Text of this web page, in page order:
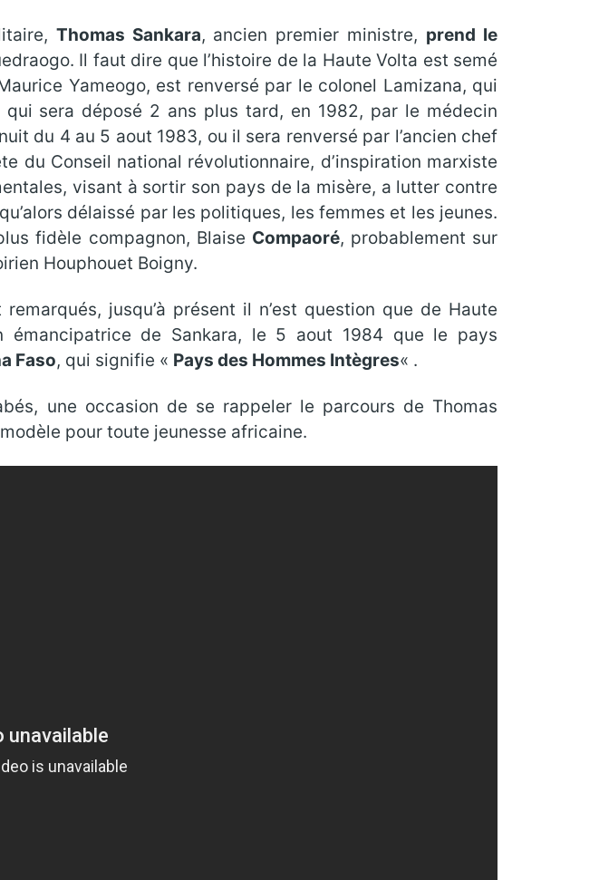
Thomas Sankara, ancien premier ministre, prend le
Il faut dire que l’histoire de la Haute Volta est semé
Yameogo, est renversé par le colonel Lamizana, qui
sera déposé 2 ans plus tard, en 1982, par le médecin
du 4 au 5 aout 1983, ou il sera renversé par l’ancien chef
du Conseil national révolutionnaire, d’inspiration marxiste
visant à sortir son pays de la misère, a lutter contre
délaissé par les politiques, les femmes et les jeunes.
fidèle compagnon, Blaise Compaoré, probablement sur
Houphouet Boigny.
jusqu’à présent il n’est question que de Haute
émancipatrice de Sankara, le 5 aout 1984 que le pays
Faso, qui signifie « Pays des Hommes Intègres« .
une occasion de se rappeler le parcours de Thomas
pour toute jeunesse africaine.